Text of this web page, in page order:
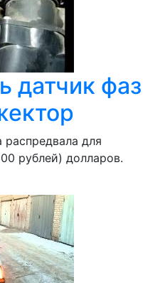
датчик фаз
для
рублей) долларов.